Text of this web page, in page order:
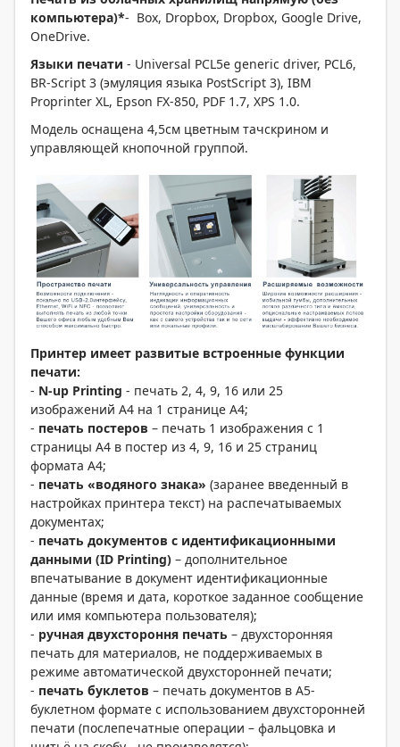
компьютера)*- Box, Dropbox, Dropbox, Google Drive,
OneDrive.
Языки печати - Universal PCL5e generic driver, PCL6,
BR-Script 3 (эмуляция языка PostScript 3), IBM
Proprinter XL, Epson FX‑850, PDF 1.7, XPS 1.0.
Модель оснащена 4,5см цветным тачскрином и
управляющей кнопочной группой.
Принтер имеет развитые встроенные функции
печати:
- N-up Printing - печать 2, 4, 9, 16 или 25
изображений A4 на 1 странице A4;
- печать постеров – печать 1 изображения с 1
страницы A4 в постер из 4, 9, 16 и 25 страниц
формата A4;
- печать «водяного знака» (заранее введенный в
настройках принтера текст) на распечатываемых
документах;
- печать документов с идентификационными
данными (ID Printing) – дополнительное
впечатывание в документ идентификационные
данные (время и дата, короткое заданное сообщение
или имя компьютера пользователя);
- ручная двухстороння печать – двухсторонняя
печать для материалов, не поддерживаемых в
режиме автоматической двухсторонней печати;
- печать буклетов – печать документов в A5-
буклетном формате с использованием двухсторонней
печати (послепечатные операции – фальцовка и